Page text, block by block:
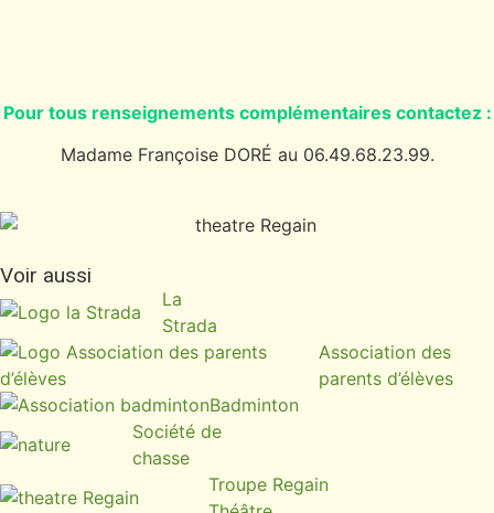
Pour tous renseignements complémentaires contactez :
Madame Françoise DORÉ au 06.49.68.23.99.
Voir aussi
La
Strada
Association des
parents d’élèves
Badminton
Société de
chasse
Troupe Regain